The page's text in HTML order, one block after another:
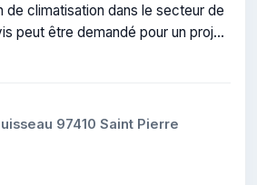
de climatisation dans le secteur de
peut être demandé pour un projet
97410 Saint Pierre